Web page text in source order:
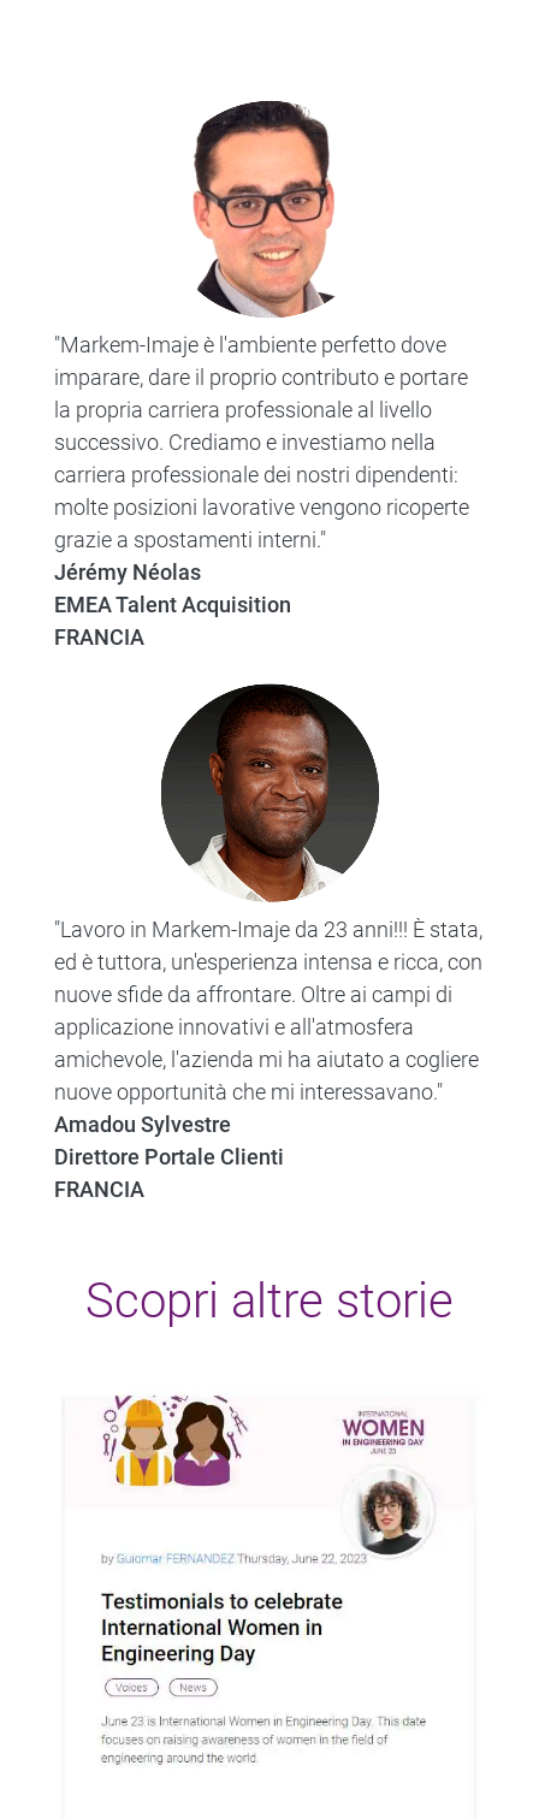
"Markem-Imaje è l'ambiente perfetto dove
imparare, dare il proprio contributo e portare
la propria carriera professionale al livello
successivo. Crediamo e investiamo nella
carriera professionale dei nostri dipendenti:
molte posizioni lavorative vengono ricoperte
grazie a spostamenti interni."
Jérémy Néolas
EMEA Talent Acquisition
FRANCIA
"Lavoro in Markem-Imaje da 23 anni!!! È stata,
ed è tuttora, un'esperienza intensa e ricca, con
nuove sfide da affrontare. Oltre ai campi di
applicazione innovativi e all'atmosfera
amichevole, l'azienda mi ha aiutato a cogliere
nuove opportunità che mi interessavano."
Amadou Sylvestre
Direttore Portale Clienti
FRANCIA
Scopri altre storie